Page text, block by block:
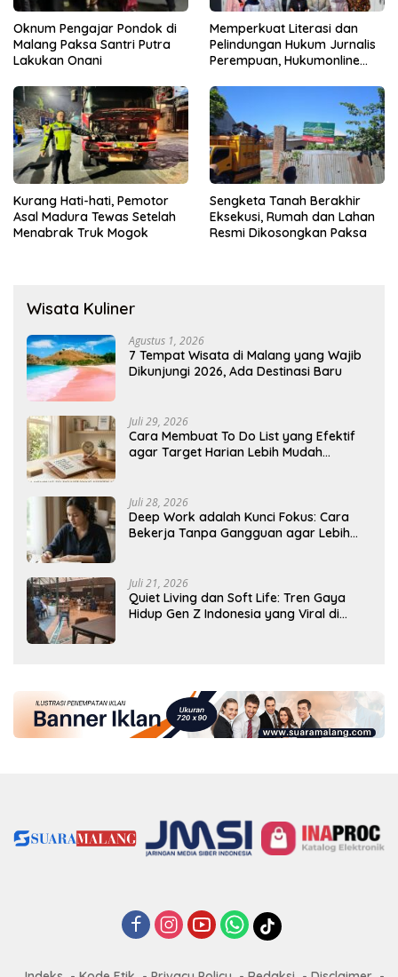
Oknum Pengajar Pondok di
Malang Paksa Santri Putra
Lakukan Onani
Memperkuat Literasi dan
Pelindungan Hukum Jurnalis
Perempuan, Hukumonline
Gratis
Kurang Hati-hati, Pemotor
Asal Madura Tewas Setelah
Menabrak Truk Mogok
Sengketa Tanah Berakhir
Eksekusi, Rumah dan Lahan
Resmi Dikosongkan Paksa
Wisata Kuliner
Agustus 1, 2026
7 Tempat Wisata di Malang yang Wajib
Dikunjungi 2026, Ada Destinasi Baru
Juli 29, 2026
Cara Membuat To Do List yang Efektif
agar Target Harian Lebih Mudah
Juli 28, 2026
Deep Work adalah Kunci Fokus: Cara
Bekerja Tanpa Gangguan agar Lebih
Juli 21, 2026
Quiet Living dan Soft Life: Tren Gaya
Hidup Gen Z Indonesia yang Viral di